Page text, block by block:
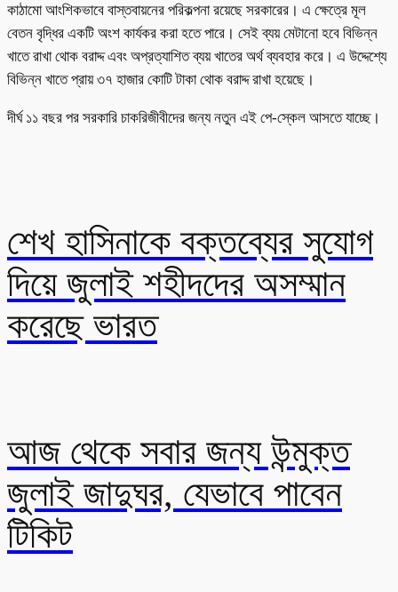
কাঠামো আংশিকভাবে বাস্তবায়নের পরিকল্পনা রয়েছে সরকারের। এ ক্ষেত্রে মূল
বেতন বৃদ্ধির একটি অংশ কার্যকর করা হতে পারে। সেই ব্যয় মেটানো হবে বিভিন্ন
খাতে রাখা থোক বরাদ্দ এবং অপ্রত্যাশিত ব্যয় খাতের অর্থ ব্যবহার করে। এ উদ্দেশ্যে
বিভিন্ন খাতে প্রায় ৩৭ হাজার কোটি টাকা থোক বরাদ্দ রাখা হয়েছে।
দীর্ঘ ১১ বছর পর সরকারি চাকরিজীবীদের জন্য নতুন এই পে-স্কেল আসতে যাচ্ছে।
শেখ হাসিনাকে বক্তব্যের সুযোগ
দিয়ে জুলাই শহীদদের অসম্মান
করেছে ভারত
আজ থেকে সবার জন্য উন্মুক্ত
জুলাই জাদুঘর, যেভাবে পাবেন
টিকিট